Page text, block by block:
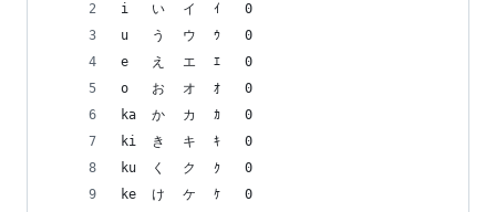
i	い	イ	ｲ	0
u	う	ウ	ｳ	0
e	え	エ	ｴ	0
o	お	オ	ｵ	0
ka	か	カ	ｶ	0
ki	き	キ	ｷ	0
ku	く	ク	ｸ	0
ke	け	ケ	ｹ	0